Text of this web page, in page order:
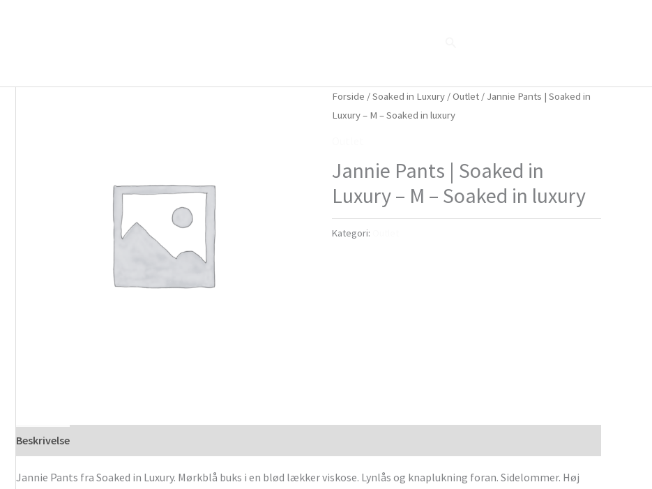
Forside /Soaked in Luxury /Outlet / Jannie Pants | Soaked in
Luxury – M – Soaked in luxury
Jannie Pants | Soaked in
Luxury – M – Soaked in luxury
Kategori:
Beskrivelse
Jannie Pants fra Soaked in Luxury. Mørkblå buks i en blød lækker viskose. Lynlås og knaplukning foran. Sidelommer. Høj